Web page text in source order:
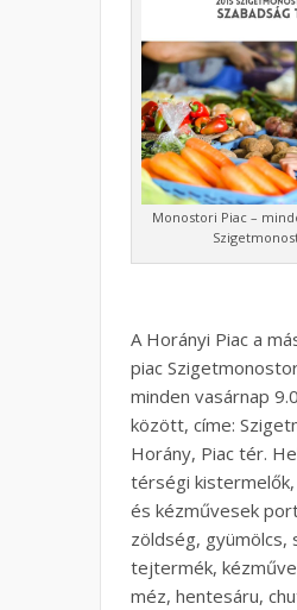
Monostori Piac –
A Horányi Piac a
piac
minden vasárnap
között, címe:
Horány, Piac tér.
térségi
és kézművesek
zöldség, gyümölcs,
tejtermék,
méz, hentesáru,